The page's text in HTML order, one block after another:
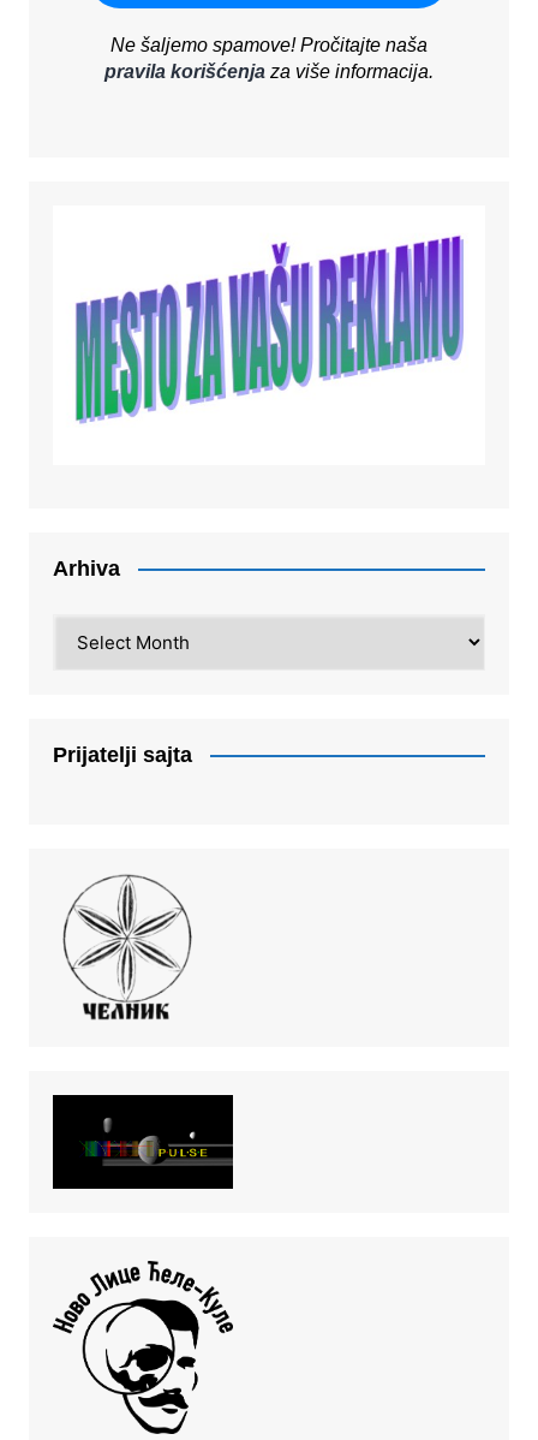
Ne šaljemo spamove! Pročitajte naša
pravila korišćenjaza više informacija.
Arhiva
Prijatelji sajta